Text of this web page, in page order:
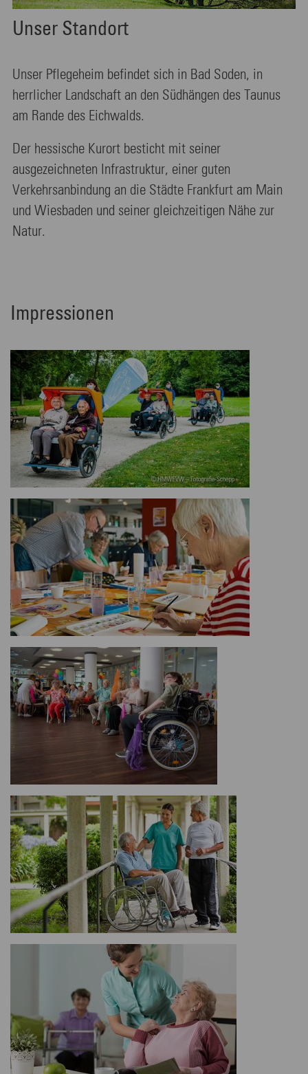
Unser Standort
Unser Pflegeheim befindet sich in Bad Soden, in
herrlicher Landschaft an den Südhängen des Taunus
am Rande des Eichwalds.
Der hessische Kurort besticht mit seiner
ausgezeichneten Infrastruktur, einer guten
Verkehrsanbindung an die Städte Frankfurt am Main
und Wiesbaden und seiner gleichzeitigen Nähe zur
Natur.
Impressionen